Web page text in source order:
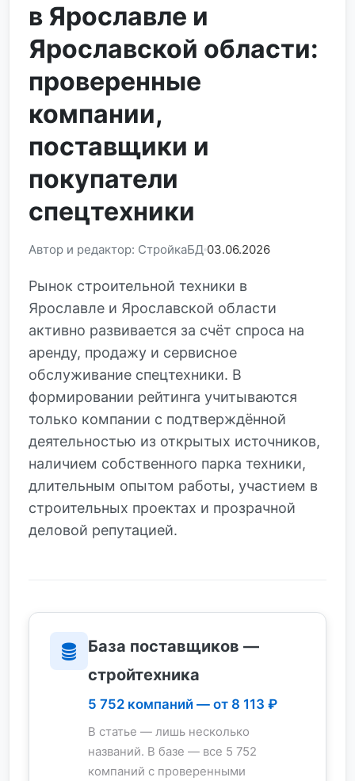
в Ярославле и
Ярославской области:
проверенные
компании,
поставщики и
покупатели
спецтехники
Автор и редактор: СтройкаБД 03.06.2026
Рынок строительной техники в
Ярославле и Ярославской области
активно развивается за счёт спроса на
аренду, продажу и сервисное
обслуживание спецтехники. В
формировании рейтинга учитываются
только компании с подтверждённой
деятельностью из открытых источников,
наличием собственного парка техники,
длительным опытом работы, участием в
строительных проектах и прозрачной
деловой репутацией.
База поставщиков —
стройтехника
5 752 компаний — от 8 113 ₽
В статье — лишь несколько
названий. В базе — все 5 752
компаний с проверенными